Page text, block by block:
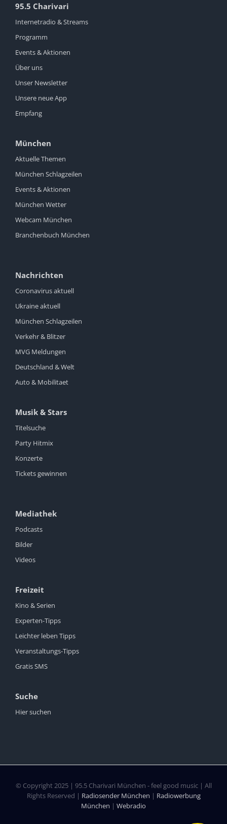
95.5 Charivari
Internetradio & Streams
Programm
Events & Aktionen
Über uns
Unser Newsletter
Unsere neue App
Empfang
München
Aktuelle Themen
München Schlagzeilen
Events & Aktionen
München Wetter
Webcam München
Branchenbuch München
Nachrichten
Coronavirus aktuell
Ukraine aktuell
München Schlagzeilen
Verkehr & Blitzer
MVG Meldungen
Deutschland & Welt
Auto & Mobilitaet
Musik & Stars
Titelsuche
Party Hitmix
Konzerte
Tickets gewinnen
Mediathek
Podcasts
Bilder
Videos
Freizeit
Kino & Serien
Experten-Tipps
Leichter leben Tipps
Veranstaltungs-Tipps
Gratis SMS
Suche
Hier suchen
© Copyright 2025 | 95.5 Charivari München - feel good music | All
Rights Reserved | Radiosender München | Radiowerbung
München | Webradio